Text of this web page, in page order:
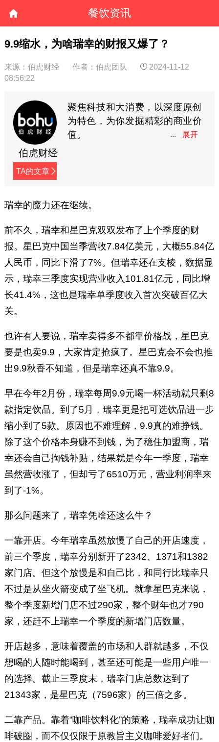
餐饮资讯
9.9缩水，为啥瑞幸的财报又爆了？
来源：伯虎财经 作者：伯虎团队
2024-11-12
08:56:22
伯虎财经
TA的文章
聚焦科技和大消费，以深度原创
为特色，为你发掘精彩的商业价
值。
瑞幸的魔力还在继续。
前不久，瑞幸和星巴克双双发布了上个季度的财
报。星巴克中国当季营收7.84亿美元，大概55.84亿
人民币，同比下滑了7%。但瑞幸还在支棱，数据显
示，瑞幸三季度实现营业收入101.81亿元，同比增
长41.4%，这也是瑞幸单季度收入首次突破百亿大
关。
也许有人要说，瑞幸卖得多不都靠价格战，星巴克
要是也卖9.9，大家肯定抢疯了。星巴克会不会也推
出9.9秋香不知道，但是瑞幸还真不靠9.9。
早在今年2月份，瑞幸每周9.9元喝一杯活动就只剩8
款指定饮品。到了5月，瑞幸更是把可选饮品进一步
缩小到了5款。原因也不难理解，9.9真的难挣钱。
除了这个价格本身赚不到钱，为了稳住加盟商，瑞
幸还会自己掏钱补贴，结果就是今年一季度，瑞幸
虽然营收涨了，但却亏了6510万元，营业利润率来
到了-1%。
那么问题来了，瑞幸凭啥还这么牛？
一靠开店。今年瑞幸虽然放慢了自己的开店速度，
前三个季度，瑞幸分别新开了2342、1371和1382
家门店。但这个放慢是和自己比，和同行比瑞幸只
不过是从坐火箭变成了坐飞机。就拿星巴克来说，
整个季度新增门店不过290家，整个财年也才790
家，还赶不上瑞幸一个季度的新增门店数量。
开店越多，意味着覆盖的市场和人群就越多，不仅
想喝的人随时能喝到，甚至还可能是一些用户唯一
的选择。截止三季度末，瑞幸门店总数达到了
21343家，是星巴克（7596家）的三倍之多。
二靠产品。靠着“咖啡饮料化”的策略，瑞幸成功让咖
啡破圈，而不仅仅限于原教旨主义咖啡爱好者们。